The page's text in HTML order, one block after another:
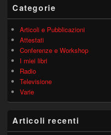
Categorie
Articoli e Pubblicazioni
Attestati
Conferenze e Workshop
I miei libri
Radio
Televisione
Varie
Articoli recenti